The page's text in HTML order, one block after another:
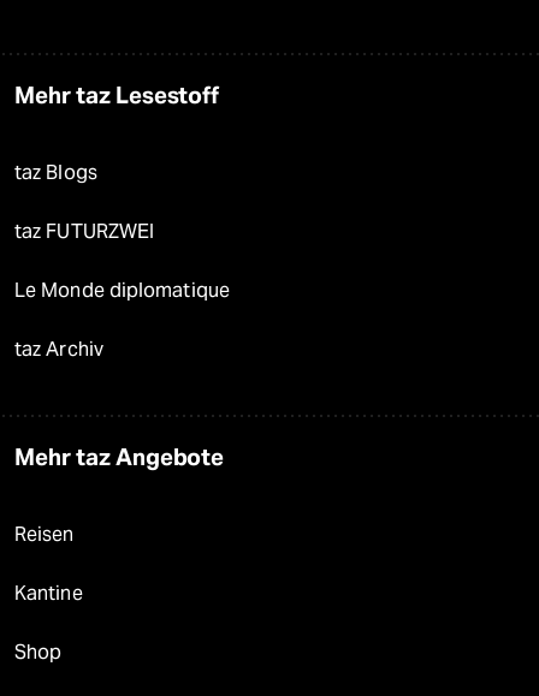
Mehr taz Lesestoff
taz Blogs
taz FUTURZWEI
Le Monde diplomatique
taz Archiv
Mehr taz Angebote
Reisen
Kantine
Shop